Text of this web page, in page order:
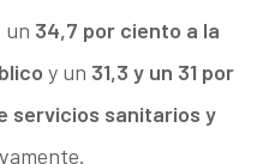
un 34,7 por ciento a la
y un 31,3 y un 31 por
servicios sanitarios y